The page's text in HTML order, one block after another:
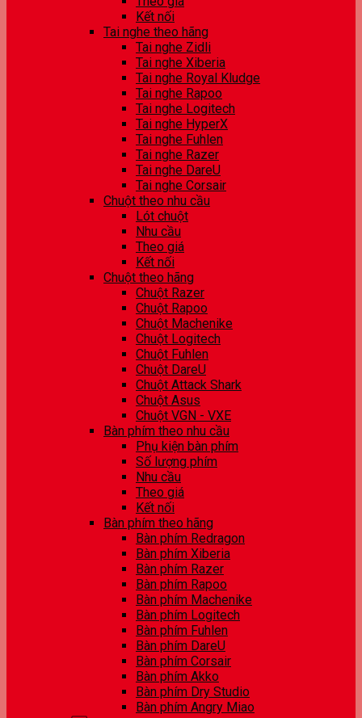
Kết nối
Tai nghe theo hãng
Tai nghe Zidli
Tai nghe Xiberia
Tai nghe Royal Kludge
Tai nghe Rapoo
Tai nghe Logitech
Tai nghe HyperX
Tai nghe Fuhlen
Tai nghe Razer
Tai nghe DareU
Tai nghe Corsair
Chuột theo nhu cầu
Lót chuột
Nhu cầu
Theo giá
Kết nối
Chuột theo hãng
Chuột Razer
Chuột Rapoo
Chuột Machenike
Chuột Logitech
Chuột Fuhlen
Chuột DareU
Chuột Attack Shark
Chuột Asus
Chuột VGN - VXE
Bàn phím theo nhu cầu
Phụ kiện bàn phím
Số lượng phím
Nhu cầu
Theo giá
Kết nối
Bàn phím theo hãng
Bàn phím Redragon
Bàn phím Xiberia
Bàn phím Razer
Bàn phím Rapoo
Bàn phím Machenike
Bàn phím Logitech
Bàn phím Fuhlen
Bàn phím DareU
Bàn phím Corsair
Bàn phím Akko
Bàn phím Dry Studio
Bàn phím Angry Miao